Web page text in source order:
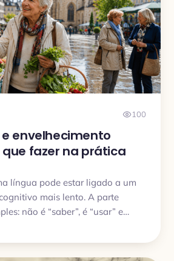
100
envelhecimento
fazer na prática
língua pode estar ligado a um
mais lento. A parte
não é “saber”, é “usar” e